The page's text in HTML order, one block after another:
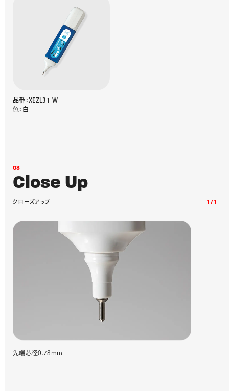
品番：XEZL31-W
色：白
03
Close Up
クロ ーズアップ
先端芯径0.78mm
1 /1